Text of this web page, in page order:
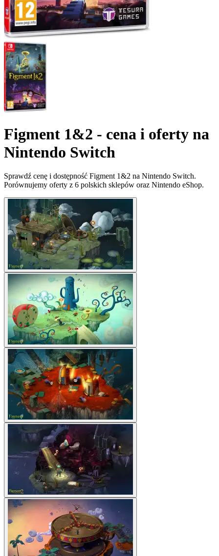
Figment 1&2 - cena i oferty na
Nintendo Switch
Sprawdź cenę i dostępność Figment 1&2 na Nintendo Switch.
Porównujemy oferty z 6 polskich sklepów oraz Nintendo eShop.